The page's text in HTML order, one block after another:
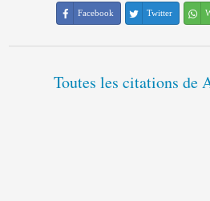
Facebook Twitter
Toutes les citations de